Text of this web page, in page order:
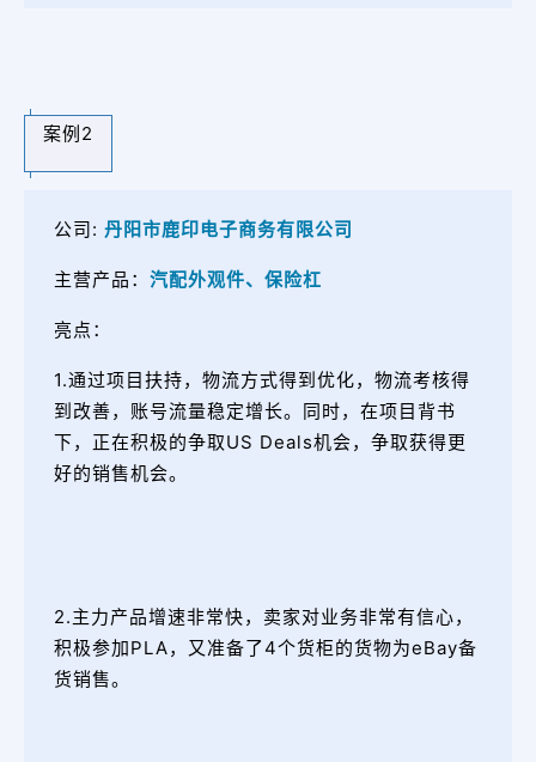
案例2
公司: 丹阳市鹿印电子商务有限公司
主营产品： 汽配外观件、保险杠
亮点：
1.通过项目扶持，物流方式得到优化，物流考核得
到改善，账号流量稳定增长。同时，在项目背书
下，正在积极的争取US Deals机会，争取获得更
好的销售机会。
2.主力产品增速非常快，卖家对业务非常有信心，
积极参加PLA，又准备了4个货柜的货物为eBay备
货销售。